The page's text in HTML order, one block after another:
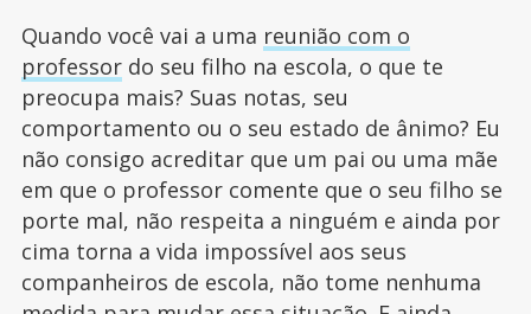
Quando você vai a uma reunião com o
professordo seu filho na escola, o que te
preocupa mais? Suas notas, seu
comportamento ou o seu estado de ânimo? Eu
não consigo acreditar que um pai ou uma mãe
em que o professor comente que o seu filho se
porte mal, não respeita a ninguém e ainda por
cima torna a vida impossível aos seus
companheiros de escola, não tome nenhuma